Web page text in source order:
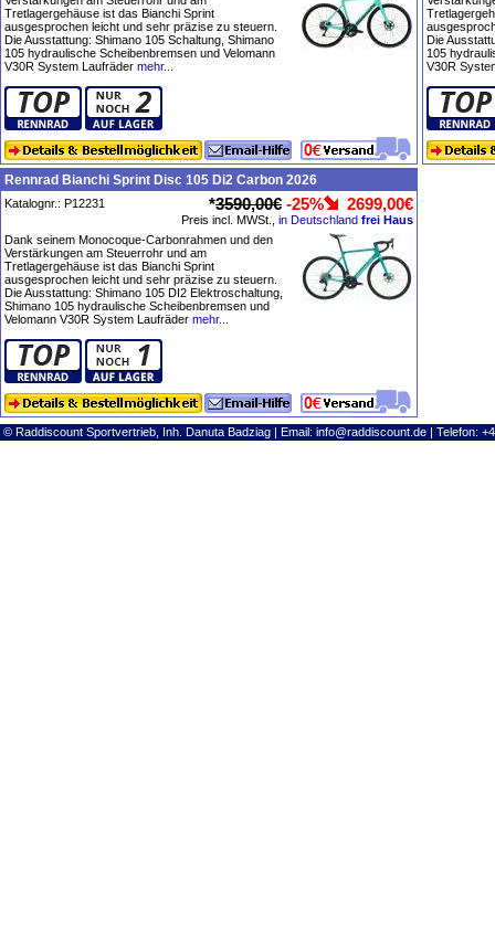
Tretlagergehäuse ist das Bianchi Sprint
ausgesprochen leicht und sehr präzise zu steuern.
Die Ausstattung: Shimano 105 Schaltung, Shimano
105 hydraulische Scheibenbremsen und Velomann
V30R System Laufräder mehr...
Die
105
V30R
Rennrad Bianchi Sprint Disc 105 Di2 Carbon 2026
Katalognr.: P12231 *3590,00€ -25% 2699,00€
Preis incl. MWSt., in Deutschland frei Haus
Dank seinem Monocoque-Carbonrahmen und den
Verstärkungen am Steuerrohr und am
Tretlagergehäuse ist das Bianchi Sprint
ausgesprochen leicht und sehr präzise zu steuern.
Die Ausstattung: Shimano 105 DI2 Elektroschaltung,
Shimano 105 hydraulische Scheibenbremsen und
Velomann V30R System Laufräder mehr...
© Raddiscount Sportvertrieb, Inh. Danuta Badziag | Email: info@raddiscount.de | Telefon: